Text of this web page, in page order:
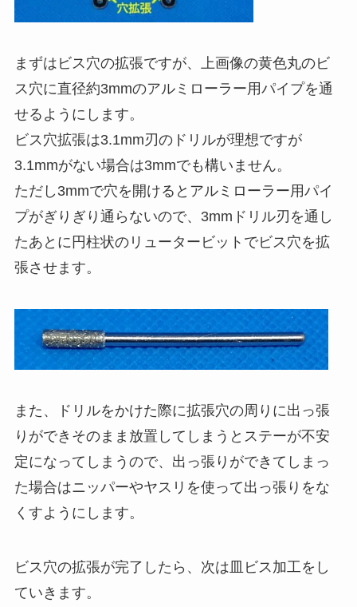
まずはビス穴の拡張ですが、上画像の黄色丸のビ
ス穴に直径約3mmのアルミローラー用パイプを通
せるようにします。
ビス穴拡張は3.1mm刃のドリルが理想ですが
3.1mmがない場合は3mmでも構いません。
ただし3mmで穴を開けるとアルミローラー用パイ
プがぎりぎり通らないので、3mmドリル刃を通し
たあとに 円柱状のリュータービット でビス穴を拡
張させます。
また、ドリルをかけた際に拡張穴の周りに出っ張
りができそのまま放置してしまうとステーが不安
定になってしまうので、出っ張りができてしまっ
た場合はニッパーやヤスリ を使って出っ張りをな
くすようにします。
ビス穴の拡張が完了したら、次は皿ビス加工をし
ていきます。